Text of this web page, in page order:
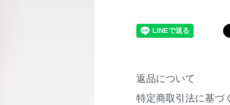
返品について
特定商取引法に基づ